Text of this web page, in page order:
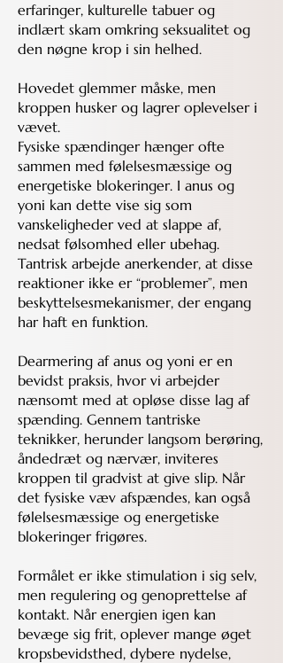
erfaringer, kulturelle tabuer og
indlært skam omkring seksualitet og
den nøgne krop i sin helhed.
Hovedet glemmer måske, men
kroppen husker og lagrer oplevelser i
vævet.
Fysiske spændinger hænger ofte
sammen med følelsesmæssige og
energetiske blokeringer. I anus og
yoni kan dette vise sig som
vanskeligheder ved at slappe af,
nedsat følsomhed eller ubehag.
Tantrisk arbejde anerkender, at disse
reaktioner ikke er “problemer”, men
beskyttelsesmekanismer, der engang
har haft en funktion.
Dearmering af anus og yoni er en
bevidst praksis, hvor vi arbejder
nænsomt med at opløse disse lag af
spænding. Gennem tantriske
teknikker, herunder langsom berøring,
åndedræt og nærvær, inviteres
kroppen til gradvist at give slip. Når
det fysiske væv afspændes, kan også
følelsesmæssige og energetiske
blokeringer frigøres.
Formålet er ikke stimulation i sig selv,
men regulering og genoprettelse af
kontakt. Når energien igen kan
bevæge sig frit, oplever mange øget
kropsbevidsthed, dybere nydelse,